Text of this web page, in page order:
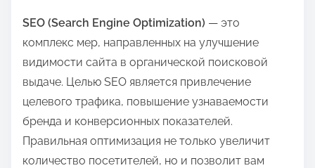
SEO (Search Engine Optimization) — это
комплекс мер, направленных на улучшение
видимости сайта в органической поисковой
выдаче. Целью SEO является привлечение
целевого трафика, повышение узнаваемости
бренда и конверсионных показателей.
Правильная оптимизация не только увеличит
количество посетителей, но и позволит вам